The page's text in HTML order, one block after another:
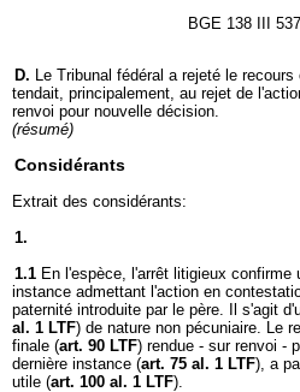
BGE 138 III
D. Le Tribunal fédéral a rejeté le
tendait, principalement, au rejet de
renvoi pour nouvelle décision.
(résumé)
Considérants
Extrait des considérants:
1.
1.1 En l'espèce, l'arrêt litigieux confirme
instance admettant l'action en
paternité introduite par le père. Il s'agit
al. 1 LTF) de nature non pécuniaire. Le
finale (art. 90 LTF) rendue - sur renvoi -
dernière instance (art. 75 al. 1 LTF), a
utile (art. 100 al. 1 LTF).